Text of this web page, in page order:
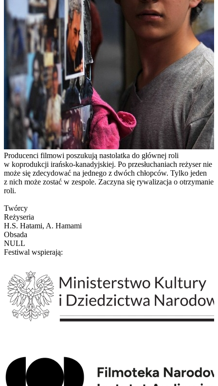
Producenci filmowi poszukują nastolatka do głównej roli
w koprodukcji irańsko-kanadyjskiej. Po przesłuchaniach reżyser nie
może się zdecydować na jednego z dwóch chłopców. Tylko jeden
z nich może zostać w zespole. Zaczyna się rywalizacja o otrzymanie
roli.
Twórcy
Reżyseria
H.S. Hatami, A. Hamami
Obsada
NULL
Festiwal wspierają: